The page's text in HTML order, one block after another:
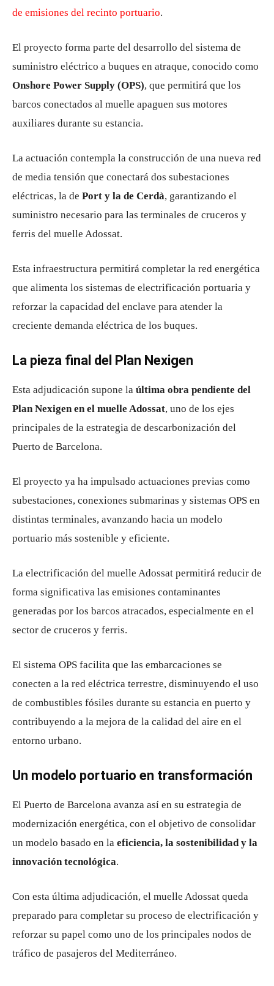
de emisiones del recinto portuario.
El proyecto forma parte del desarrollo del sistema de
suministro eléctrico a buques en atraque, conocido como
Onshore Power Supply (OPS), que permitirá que los
barcos conectados al muelle apaguen sus motores
auxiliares durante su estancia.
La actuación contempla la construcción de una nueva red
de media tensión que conectará dos subestaciones
eléctricas, la de Port y la de Cerdà, garantizando el
suministro necesario para las terminales de cruceros y
ferris del muelle Adossat.
Esta infraestructura permitirá completar la red energética
que alimenta los sistemas de electrificación portuaria y
reforzar la capacidad del enclave para atender la
creciente demanda eléctrica de los buques.
La pieza final del Plan Nexigen
Esta adjudicación supone la última obra pendiente del
Plan Nexigen en el muelle Adossat, uno de los ejes
principales de la estrategia de descarbonización del
Puerto de Barcelona.
El proyecto ya ha impulsado actuaciones previas como
subestaciones, conexiones submarinas y sistemas OPS en
distintas terminales, avanzando hacia un modelo
portuario más sostenible y eficiente.
La electrificación del muelle Adossat permitirá reducir de
forma significativa las emisiones contaminantes
generadas por los barcos atracados, especialmente en el
sector de cruceros y ferris.
El sistema OPS facilita que las embarcaciones se
conecten a la red eléctrica terrestre, disminuyendo el uso
de combustibles fósiles durante su estancia en puerto y
contribuyendo a la mejora de la calidad del aire en el
entorno urbano.
Un modelo portuario en transformación
El Puerto de Barcelona avanza así en su estrategia de
modernización energética, con el objetivo de consolidar
un modelo basado en la eficiencia, la sostenibilidad y la
innovación tecnológica.
Con esta última adjudicación, el muelle Adossat queda
preparado para completar su proceso de electrificación y
reforzar su papel como uno de los principales nodos de
tráfico de pasajeros del Mediterráneo.